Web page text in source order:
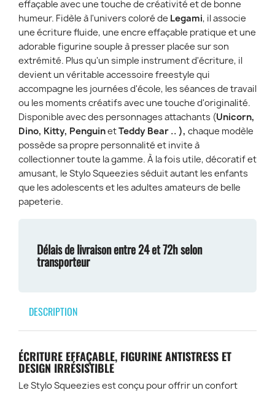
effaçable avec une touche de créativité et de bonne
humeur. Fidèle à l'univers coloré de Legami, il associe
une écriture fluide, une encre effaçable pratique et une
adorable figurine souple à presser placée sur son
extrémité. Plus qu'un simple instrument d'écriture, il
devient un véritable accessoire freestyle qui
accompagne les journées d'école, les séances de travail
ou les moments créatifs avec une touche d'originalité.
Disponible avec des personnages attachants (Unicorn,
Dino, Kitty, PenguinetTeddy Bear .. ), chaque modèle
possède sa propre personnalité et invite à
collectionner toute la gamme. À la fois utile, décoratif et
amusant, le Stylo Squeezies séduit autant les enfants
que les adolescents et les adultes amateurs de belle
papeterie.
Délais de livraison entre 24 et 72h selon
transporteur
DESCRIPTION
ÉCRITURE EFFAÇABLE, FIGURINE ANTISTRESS ET
DESIGN IRRÉSISTIBLE
Le Stylo Squeezies est conçu pour offrir un confort